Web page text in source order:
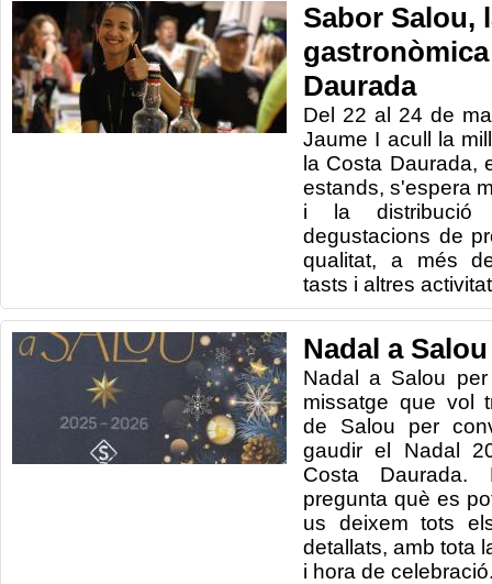
Sabor Salou,
Daurada
Del 22 al 24 de
Jaume I acull la
la Costa Daurada,
estands, s'espera
i la distribució
degustacions de
qualitat, a més
tasts i altres
Nadal a Salou
Nadal a Salou
missatge que vol
de Salou per
gaudir el Nadal
Costa
pregunta què es
us deixem tots
detallats, amb tota
i hora de